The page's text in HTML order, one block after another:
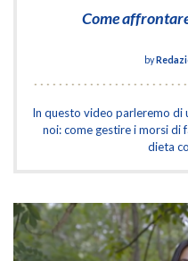
Come
by
In questo video parleremo di
noi: come gestire i morsi di
dieta